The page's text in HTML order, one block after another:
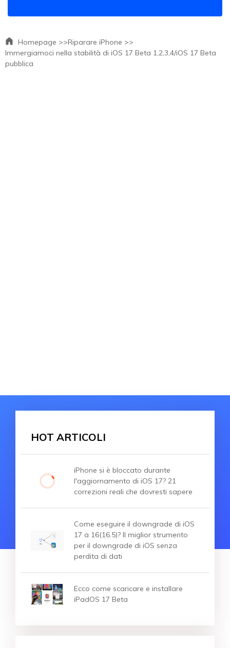
Homepage >>Riparare iPhone >>
Immergiamoci nella stabilità di iOS 17 Beta 1,2,3,4/iOS 17 Beta
pubblica
HOT ARTICOLI
iPhone si è bloccato durante
l'aggiornamento di iOS 17? 21
correzioni reali che dovresti sapere
Come eseguire il downgrade di iOS
17 a 16(16.5)? Il miglior strumento
per il downgrade di iOS senza
perdita di dati
Ecco come scaricare e installare
iPadOS 17 Beta